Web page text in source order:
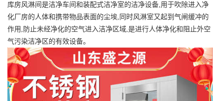
库房风淋间是洁净车间和装配式洁净室的洁净设备,用于吹除进入净
化厂房的人体和携带物品表面的尘埃,同时风淋室又起到气闸缓冲的
作用,防止未经净化的空气进入洁净区域,是进行人体净化和阻止外空
气污染洁净区的有效设备。